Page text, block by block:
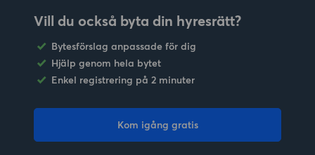
Vill du också byta din hyresrätt?
Bytesförslag anpassade för dig
Hjälp genom hela bytet
Enkel registrering på 2 minuter
Kom igång gratis